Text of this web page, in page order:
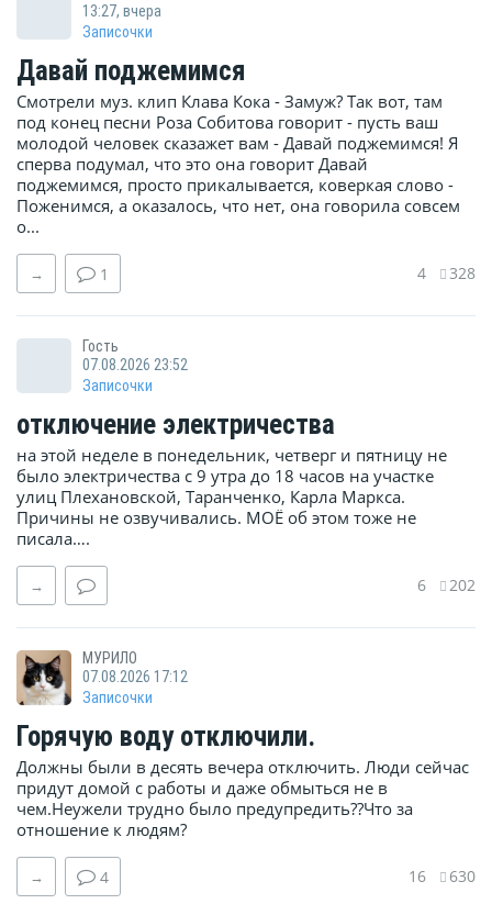
13:27, вчера
Записочки
Давай поджемимся
Смотрели муз. клип Клава Кока - Замуж? Так вот, там
под конец песни Роза Собитова говорит - пусть ваш
молодой человек сказажет вам - Давай поджемимся! Я
сперва подумал, что это она говорит Давай
поджемимся, просто прикалывается, коверкая слово -
Поженимся, а оказалось, что нет, она говорила совсем
о...
→ 1 4 328
Гость
07.08.2026 23:52
Записочки
отключение электричества
на этой неделе в понедельник, четверг и пятницу не
было электричества с 9 утра до 18 часов на участке
улиц Плехановской, Таранченко, Карла Маркса.
Причины не озвучивались. МОЁ об этом тоже не
писала….
→ 6 202
МУРИЛО
07.08.2026 17:12
Записочки
Горячую воду отключили.
Должны были в десять вечера отключить. Люди сейчас
придут домой с работы и даже обмыться не в
чем.Неужели трудно было предупредить??Что за
отношение к людям?
→ 4 16 630